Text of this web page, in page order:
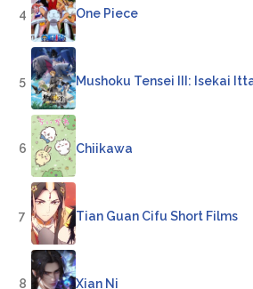
4 One Piece
5 Mushoku Tensei III: Isekai
6 Chiikawa
7 Tian Guan Cifu Short Films
8 Xian Ni